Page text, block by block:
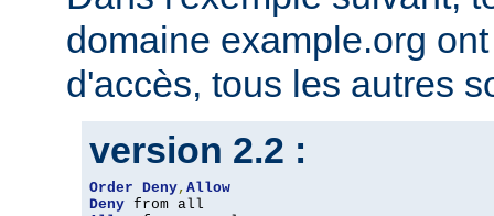
domaine example.org
d'accès, tous les autres
version 2.2 :
Order Deny, Allow
Deny